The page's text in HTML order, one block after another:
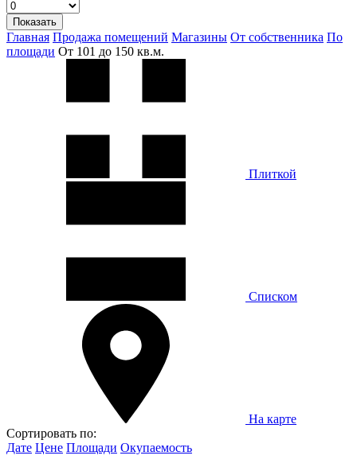
Показать
Главная Продажа помещений Магазины От собственника По
площади От 101 до 150 кв.м.
Плиткой
Списком
На карте
Сортировать по:
Дате Цене Площади Окупаемость